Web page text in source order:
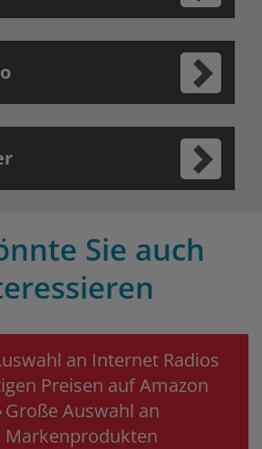
Sie auch
an Internet Radios
Preisen auf Amazon
Große Auswahl an
Markenprodukten